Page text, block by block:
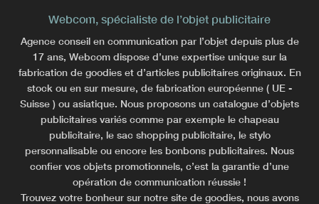
Webcom, spécialiste de l’objet publicitaire
Agence conseil en communication par l’objet depuis plus de
17 ans, Webcom dispose d’une expertise unique sur la
fabrication de goodies et d’articles publicitaires originaux. En
stock ou en sur mesure, de fabrication européenne ( UE -
Suisse ) ou asiatique. Nous proposons un catalogue d’objets
publicitaires variés comme par exemple le chapeau
publicitaire, le sac shopping publicitaire, le stylo
personnalisable ou encore les bonbons publicitaires. Nous
confier vos objets promotionnels, c’est la garantie d’une
opération de communication réussie !
Trouvez votre bonheur sur notre site de goodies, nous avons